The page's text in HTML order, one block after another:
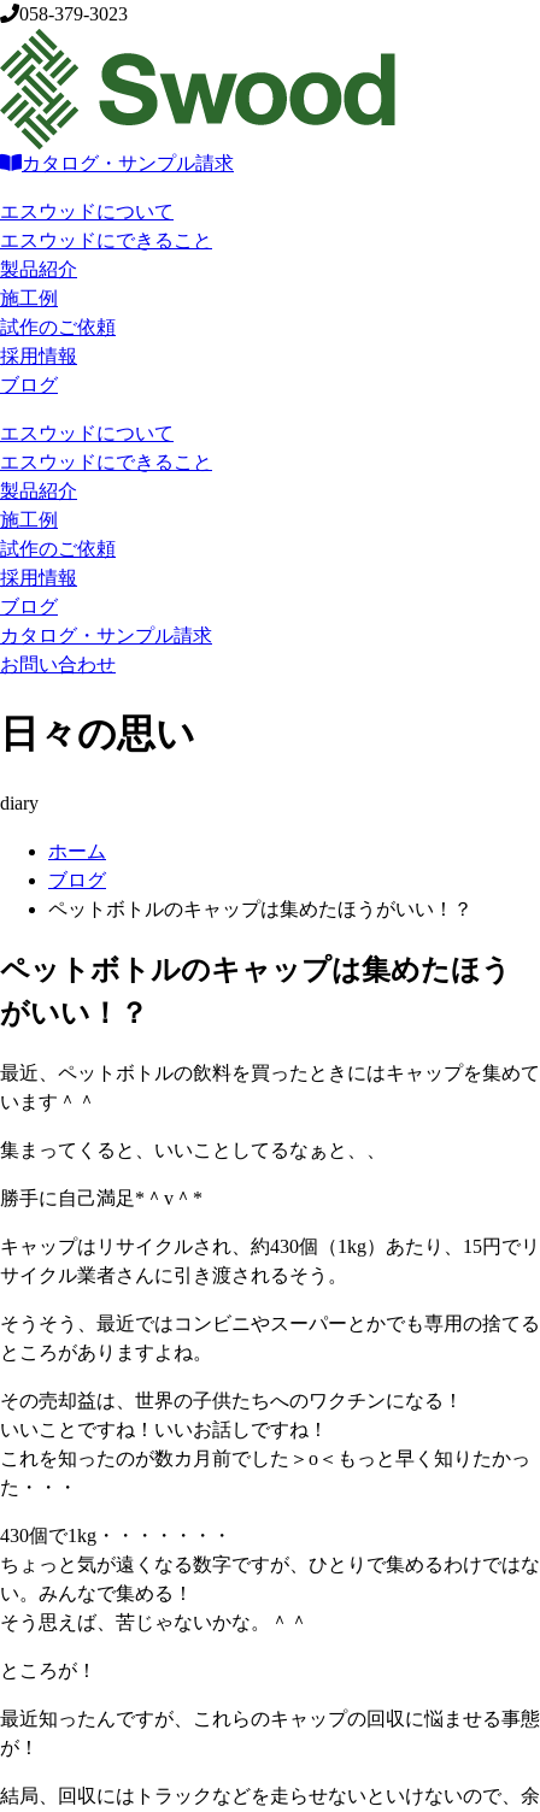
058-379-3023
カタログ・サンプル請求
エスウッドについて
エスウッドにできること
製品紹介
施工例
試作のご依頼
採用情報
ブログ
エスウッドについて
エスウッドにできること
製品紹介
施工例
試作のご依頼
採用情報
ブログ
カタログ・サンプル請求
お問い合わせ
日々の思い
diary
ホーム
ブログ
ペットボトルのキャップは集めたほうがいい！？
ペットボトルのキャップは集めたほう
がいい！？
最近、ペットボトルの飲料を買ったときにはキャップを集めて
います＾＾
集まってくると、いいことしてるなぁと、、
勝手に自己満足*＾v＾*
キャップはリサイクルされ、約430個（1kg）あたり、15円でリ
サイクル業者さんに引き渡されるそう。
そうそう、最近ではコンビニやスーパーとかでも専用の捨てる
ところがありますよね。
その売却益は、世界の子供たちへのワクチンになる！
いいことですね！いいお話しですね！
これを知ったのが数カ月前でした＞o＜もっと早く知りたかっ
た・・・
430個で1kg・・・・・・・
ちょっと気が遠くなる数字ですが、ひとりで集めるわけではな
い。みんなで集める！
そう思えば、苦じゃないかな。＾＾
ところが！
最近知ったんですが、これらのキャップの回収に悩ませる事態
が！
結局、回収にはトラックなどを走らせないといけないので、余